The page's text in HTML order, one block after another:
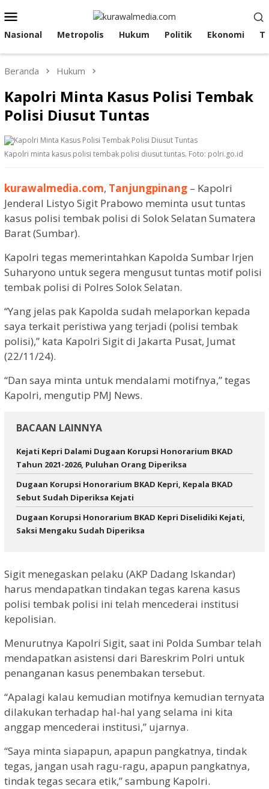
ke
kontenMobile
Nasional Metropolis Hukum Politik Ekonomi
Beranda Hukum
Kapolri Minta Kasus Polisi Tembak
Polisi Diusut Tuntas
Kapolri minta kasus polisi tembak polisi diusut tuntas. Foto: polri.go.id
kurawalmedia.com, Tanjungpinang – Kapolri
Jenderal Listyo Sigit Prabowo meminta usut tuntas
kasus polisi tembak polisi di Solok Selatan Sumatera
Barat (Sumbar).
Kapolri tegas memerintahkan Kapolda Sumbar Irjen
Suharyono untuk segera mengusut tuntas motif polisi
tembak polisi di Polres Solok Selatan.
“Yang jelas pak Kapolda sudah melaporkan kepada
saya terkait peristiwa yang terjadi (polisi tembak
polisi),” kata Kapolri Sigit di Jakarta Pusat, Jumat
(22/11/24).
“Dan saya minta untuk mendalami motifnya,” tegas
Kapolri, mengutip PMJ News.
BACAAN LAINNYA
Kejati Kepri Dalami Dugaan Korupsi Honorarium BKAD
Tahun 2021-2026, Puluhan Orang Diperiksa
Dugaan Korupsi Honorarium BKAD Kepri, Kepala BKAD
Sebut Sudah Diperiksa Kejati
Dugaan Korupsi Honorarium BKAD Kepri Diselidiki Kejati,
Saksi Mengaku Sudah Diperiksa
Sigit menegaskan pelaku (AKP Dadang Iskandar)
harus mendapatkan tindakan tegas karena kasus
polisi tembak polisi ini telah mencederai institusi
kepolisian.
Menurutnya Kapolri Sigit, saat ini Polda Sumbar telah
mendapatkan asistensi dari Bareskrim Polri untuk
penanganan kasus penembakan tersebut.
“Apalagi kalau kemudian motifnya kemudian ternyata
dilakukan terhadap hal-hal yang selama ini kita
anggap mencederai institusi,” ujarnya.
“Saya minta siapapun, apapun pangkatnya, tindak
tegas, jangan usah ragu-ragu, apapun pangkatnya,
tindak tegas secara etik,” sambung Kapolri.